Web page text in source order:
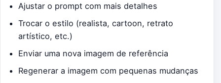
Ajustar o prompt com mais detalhes
Trocar o estilo (realista, cartoon, retrato
artístico, etc.)
Enviar uma nova imagem de referência
Regenerar a imagem com pequenas mudanças